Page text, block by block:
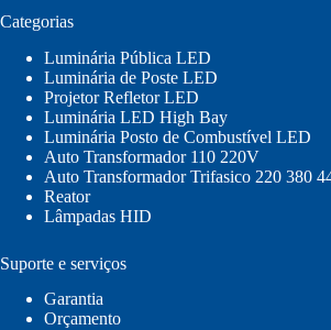
Categorias
Luminária Pública LED
Luminária de Poste LED
Projetor Refletor LED
Luminária LED High Bay
Luminária Posto de Combustível LED
Auto Transformador 110 220V
Auto Transformador Trifasico 220 380
Reator
Lâmpadas HID
Suporte e serviços
Garantia
Orçamento